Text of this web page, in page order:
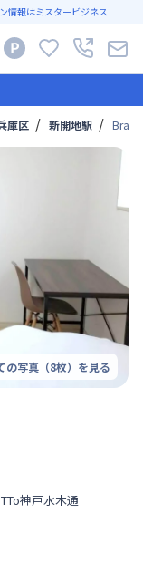
情報はミスタービジネス
庫区 新開地駅
の写真（8枚）を見る
神戸水木通